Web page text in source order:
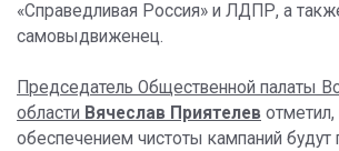
«Справедливая Россия» и ЛДПР, а
самовыдвиженец.
Председатель Общественной палаты
области Вячеслав Приятелев отметил,
обеспечением чистоты кампаний будут